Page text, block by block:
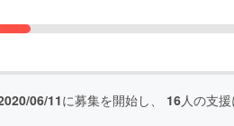
06/11に募集を開始し、 16人の支